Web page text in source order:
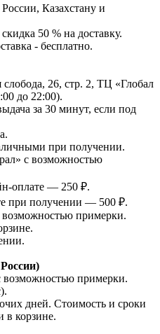
Казахстану и
50 % на доставку.
- бесплатно.
26, стр. 2, ТЦ «Глобал
до 22:00).
за 30 минут, если под
при получении.
с возможностью
оплате — 250 ₽.
при получении — 500 ₽.
примерки.
примерки.
дней. Стоимость и сроки
в корзине.